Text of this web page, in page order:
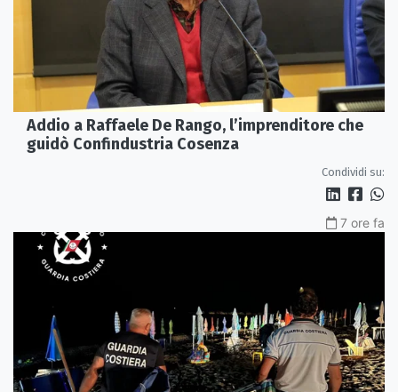
Addio a Raffaele De Rango, l’imprenditore che
guidò Confindustria Cosenza
Condividi su:
7 ore fa